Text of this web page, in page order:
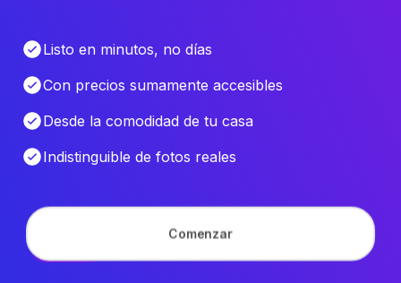
Listo en minutos, no días
Con precios sumamente accesibles
Desde la comodidad de tu casa
Indistinguible de fotos reales
Comenzar